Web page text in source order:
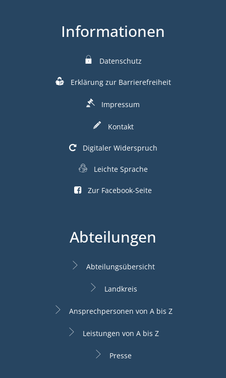
Informationen
Datenschutz
Erklärung zur Barrierefreiheit
Impressum
Kontakt
Digitaler Widerspruch
Leichte Sprache
Zur Facebook-Seite
Abteilungen
Abteilungsübersicht
Landkreis
Ansprechpersonen von A bis Z
Leistungen von A bis Z
Presse